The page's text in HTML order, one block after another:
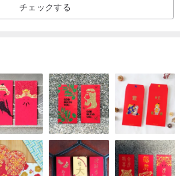
チェックする